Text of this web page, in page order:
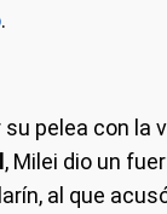
.
pelea con la
, Milei dio un
al que